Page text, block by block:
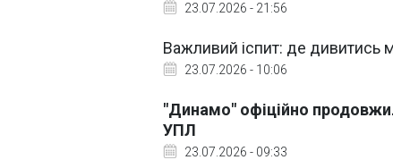
23.07.2026 - 21:56
Важливий іспит: де дивитись
23.07.2026 - 10:06
"Динамо" офіційно
УПЛ
23.07.2026 - 09:33